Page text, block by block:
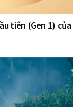
tiên (Gen 1) của